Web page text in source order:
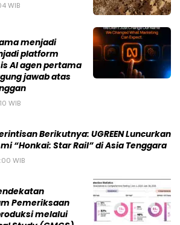
WIB
menjadi
platform
AI agen pertama
jawab atas
WIB
Berikutnya: UGREEN Luncurkan
“Honkai: Star Rail” di Asia Tenggara
WIB
Pemeriksaan
melalui